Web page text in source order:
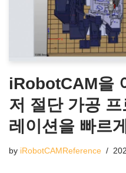
iRobotCAM을
저 절단 가공
레이션을 빠르
by iRobotCAMReference